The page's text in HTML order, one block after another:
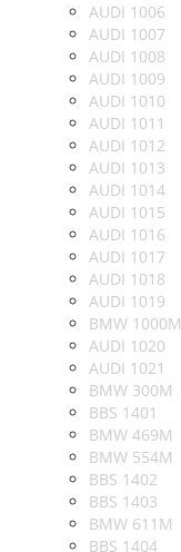
AUDI 1006
AUDI 1007
AUDI 1008
AUDI 1009
AUDI 1010
AUDI 1011
AUDI 1012
AUDI 1013
AUDI 1014
AUDI 1015
AUDI 1016
AUDI 1017
AUDI 1018
AUDI 1019
BMW 1000M
AUDI 1020
AUDI 1021
BMW 300M
BBS 1401
BMW 469M
BMW 554M
BBS 1402
BBS 1403
BMW 611M
BBS 1404